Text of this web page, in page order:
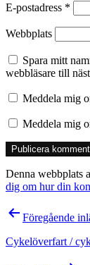
E-postadress *
Webbplats
Spara mitt
webbläsare till
Meddela mig
Meddela mig
Denna webbplats
dig om hur din
Föregående
Cykelöverfart /